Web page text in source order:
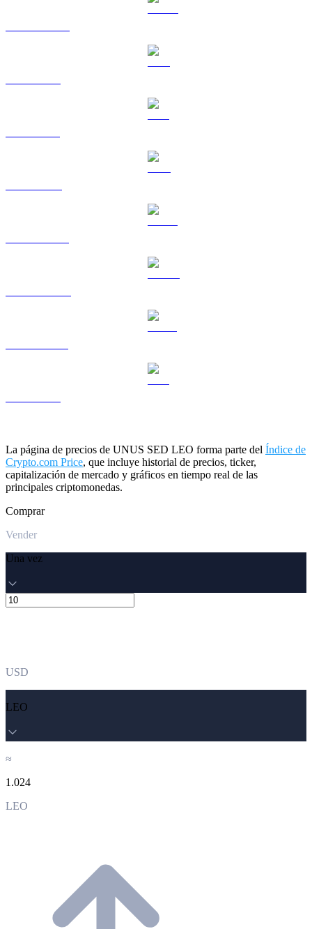
La página de precios de UNUS SED LEO forma parte del Índice de
Crypto.com Price, que incluye historial de precios, ticker,
capitalización de mercado y gráficos en tiempo real de las
principales criptomonedas.
Comprar
Vender
Una vez
USD
LEO
≈
1.024
LEO